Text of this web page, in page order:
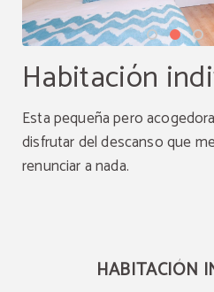
Habitación
Esta pequeña pero
disfrutar del descanso que
renunciar a nada.
HABITACIÓN